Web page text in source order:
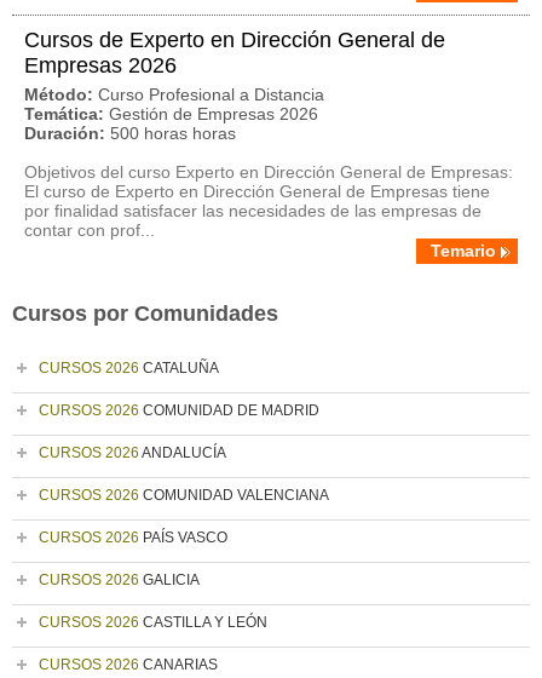
Cursos de Experto en Dirección General de
Empresas 2026
Método: Curso Profesional a Distancia
Temática: Gestión de Empresas 2026
Duración: 500 horas horas
Objetivos del curso Experto en Dirección General de Empresas:
El curso de Experto en Dirección General de Empresas tiene
por finalidad satisfacer las necesidades de las empresas de
contar con prof...
Temario
Cursos por Comunidades
CURSOS 2026 CATALUÑA
CURSOS 2026 COMUNIDAD DE MADRID
CURSOS 2026 ANDALUCÍA
CURSOS 2026 COMUNIDAD VALENCIANA
CURSOS 2026 PAÍS VASCO
CURSOS 2026 GALICIA
CURSOS 2026 CASTILLA Y LEÓN
CURSOS 2026 CANARIAS